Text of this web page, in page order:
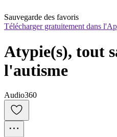
Sauvegarde des favoris
Télécharger gratuitement dans
Atypie(s), tout
l'autisme
Audio360